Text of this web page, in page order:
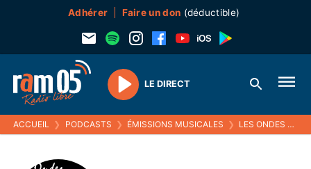
Adhérer Faire un don (déductible)
Play
LE DIRECT
ACCUEIL ❯ PODCASTS ❯ ÉMISSIONS MUSICALES ❯ LES ONDES AMÉRICAINES